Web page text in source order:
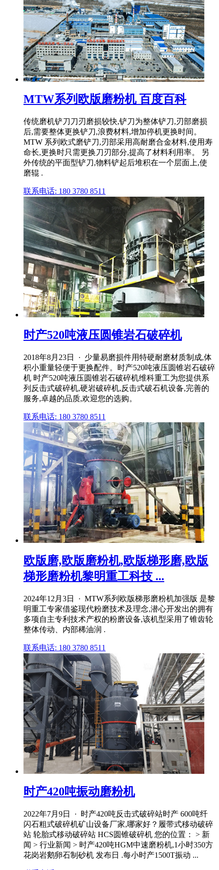
MTW系列欧版磨粉机 百度百科
传统磨机铲刀刀刃磨损较快,铲刀为整体铲刀,刃部磨损
后,需要整体更换铲刀,浪费材料,增加停机更换时间。
MTW 系列欧式磨铲刀,刃部采用高耐磨合金材料,使用寿
命长,更换时只需更换刀刃部分,提高了材料利用率。 另
外传统的平面型铲刀,物料铲起后堆积在一个层面上,使
磨辊 .
联系电话: 180 3780 8511
时产520吨液压圆锥岩石破碎机
2018年8月23日 · 少量易磨损件用特硬耐磨材质制成,体
积小重量轻便于更换配件。时产520吨液压圆锥岩石破碎
机 时产520吨液压圆锥岩石破碎机维科重工为您提供系
列反击式破碎机,硬岩破碎机,反击式破石机设备,完善的
服务,卓越的品质,欢迎您的选购。
联系电话: 180 3780 8511
欧版磨,欧版磨粉机,欧版梯形磨,欧版
梯形磨粉机黎明重工科技 ...
2024年12月3日 · MTW系列欧版梯形磨粉机加强版 是黎
明重工专家借鉴现代粉磨技术及理念,潜心开发出的拥有
多项自主专利技术产权的粉磨设备,该机型采用了锥齿轮
整体传动、内部稀油润 .
联系电话: 180 3780 8511
时产420吨振动磨粉机
2022年7月9日 · 时产420吨反击式破碎站时产 600吨纤
闪石粗式破碎机矿山设备厂家,哪家好？履带式移动破碎
站 轮胎式移动破碎站 HCS圆锥破碎机 您的位置： > 新
闻 > 行业新闻 > 时产420吨HGM中速磨粉机,1小时350方
花岗岩鹅卵石制砂机 发布日 .每小时产1500T振动 ...